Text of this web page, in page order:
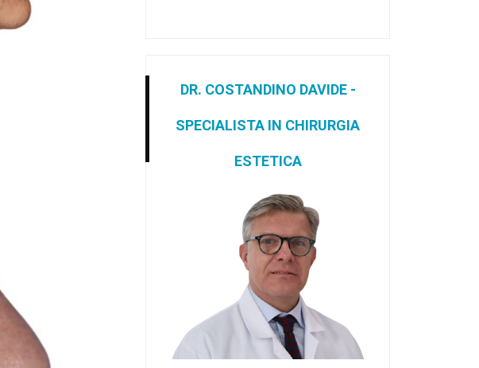
DR. COSTANDINO DAVIDE -
SPECIALISTA IN CHIRURGIA
ESTETICA